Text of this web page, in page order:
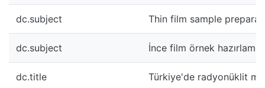
dc.subject Thin film sample
dc.subject İnce film örnek hazırlama
dc.title Türkiye'de radyonüklit